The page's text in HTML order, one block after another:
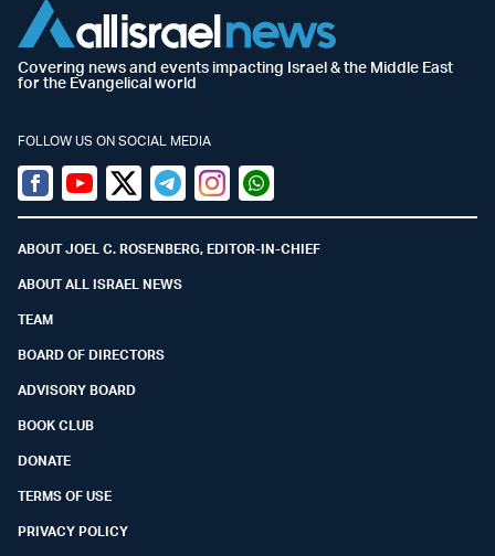
Covering news and events impacting Israel & the Middle East
for the Evangelical world
FOLLOW US ON SOCIAL MEDIA
Facebook
YoutubeTwitter (X)
TelegramInstagramWhatsapp
ABOUT JOEL C. ROSENBERG, EDITOR-IN-CHIEF
ABOUT ALL ISRAEL NEWS
TEAM
BOARD OF DIRECTORS
ADVISORY BOARD
BOOK CLUB
DONATE
TERMS OF USE
PRIVACY POLICY